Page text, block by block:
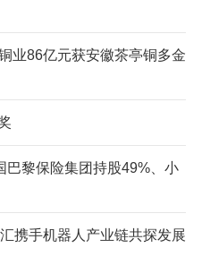
业86亿元获安徽茶亭铜多金
巴黎保险集团持股49%、小
携手机器人产业链共探发展